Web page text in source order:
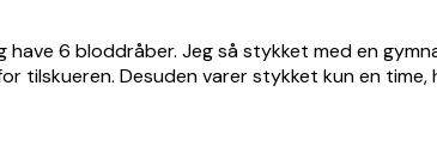
6 bloddråber. Jeg så stykket med en
tilskueren. Desuden varer stykket kun en time,